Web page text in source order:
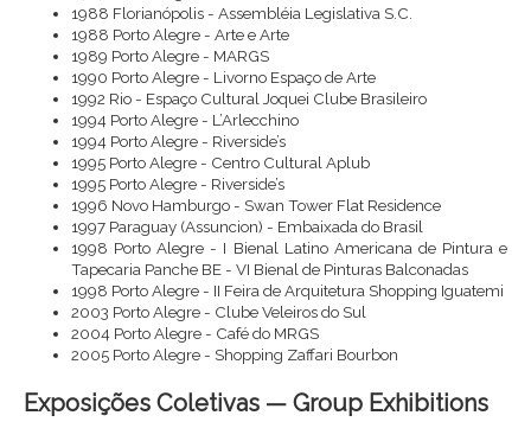
1988 Florianópolis - Assembléia Legislativa S.C.
1988 Porto Alegre - Arte e Arte
1989 Porto Alegre - MARGS
1990 Porto Alegre - Livorno Espaço de Arte
1992 Rio - Espaço Cultural Joquei Clube Brasileiro
1994 Porto Alegre - L’Arlecchino
1994 Porto Alegre - Riverside’s
1995 Porto Alegre - Centro Cultural Aplub
1995 Porto Alegre - Riverside’s
1996 Novo Hamburgo - Swan Tower Flat Residence
1997 Paraguay (Assuncion) - Embaixada do Brasil
1998 Porto Alegre - I Bienal Latino Americana de Pintura e
Tapecaria Panche BE - VI Bienal de Pinturas Balconadas
1998 Porto Alegre - II Feira de Arquitetura Shopping Iguatemi
2003 Porto Alegre - Clube Veleiros do Sul
2004 Porto Alegre - Café do MRGS
2005 Porto Alegre - Shopping Zaffari Bourbon
Exposições Coletivas — Group Exhibitions